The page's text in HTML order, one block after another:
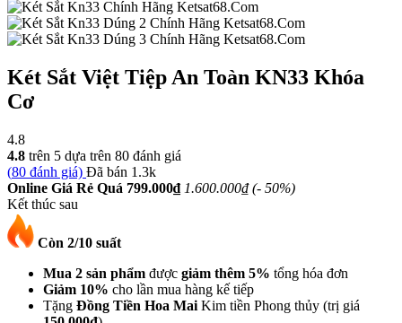
Két Sắt Việt Tiệp An Toàn KN33 Khóa
Cơ
4.8
4.8 trên 5 dựa trên 80 đánh giá
(80 đánh giá) Đã bán 1.3k
Online Giá Rẻ Quá 799.000₫ 1.600.000₫ (- 50%)
Kết thúc sau
Còn 2/10 suất
Mua 2 sản phẩm được giảm thêm 5% tổng hóa đơn
Giảm 10% cho lần mua hàng kế tiếp
Tặng Đồng Tiền Hoa Mai Kim tiền Phong thủy (trị giá